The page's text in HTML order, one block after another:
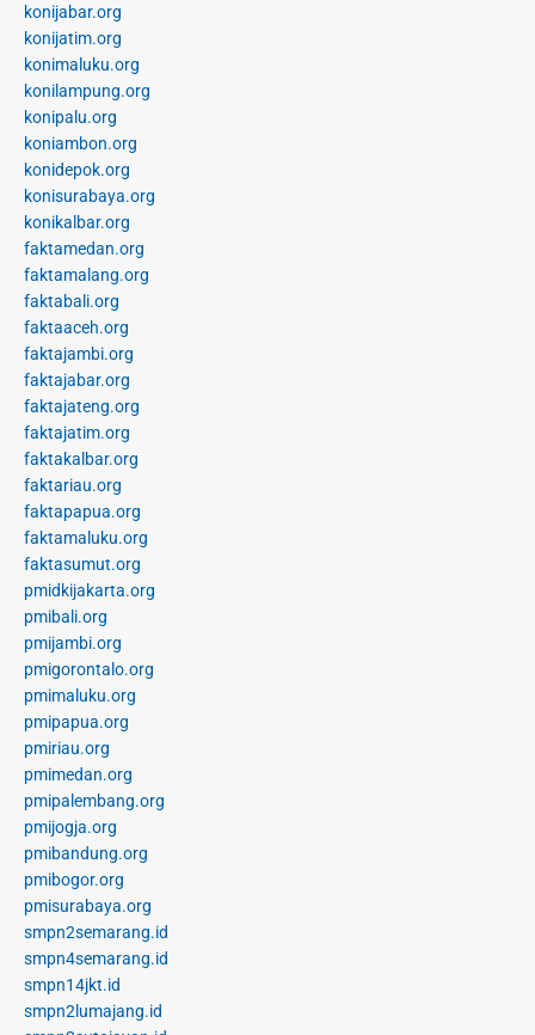
konijabar.org
konijatim.org
konimaluku.org
konilampung.org
konipalu.org
koniambon.org
konidepok.org
konisurabaya.org
konikalbar.org
faktamedan.org
faktamalang.org
faktabali.org
faktaaceh.org
faktajambi.org
faktajabar.org
faktajateng.org
faktajatim.org
faktakalbar.org
faktariau.org
faktapapua.org
faktamaluku.org
faktasumut.org
pmidkijakarta.org
pmibali.org
pmijambi.org
pmigorontalo.org
pmimaluku.org
pmipapua.org
pmiriau.org
pmimedan.org
pmipalembang.org
pmijogja.org
pmibandung.org
pmibogor.org
pmisurabaya.org
smpn2semarang.id
smpn4semarang.id
smpn14jkt.id
smpn2lumajang.id